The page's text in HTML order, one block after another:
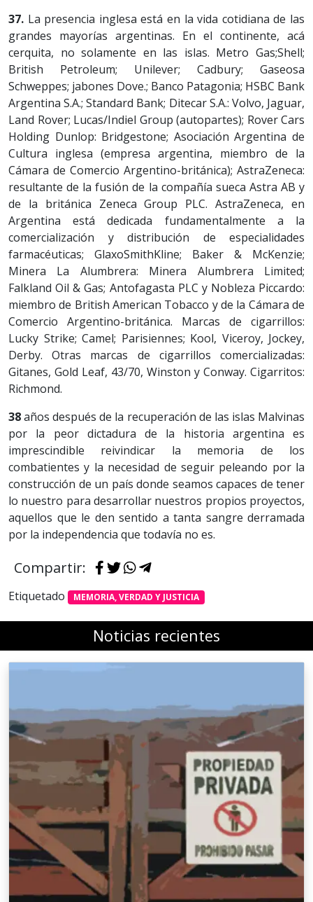
37. La presencia inglesa está en la vida cotidiana de las
grandes mayorías argentinas. En el continente, acá
cerquita, no solamente en las islas. Metro Gas;Shell;
British Petroleum; Unilever; Cadbury; Gaseosa
Schweppes; jabones Dove.; Banco Patagonia; HSBC Bank
Argentina S.A.; Standard Bank; Ditecar S.A.: Volvo, Jaguar,
Land Rover; Lucas/Indiel Group (autopartes); Rover Cars
Holding Dunlop: Bridgestone; Asociación Argentina de
Cultura inglesa (empresa argentina, miembro de la
Cámara de Comercio Argentino-británica); AstraZeneca:
resultante de la fusión de la compañía sueca Astra AB y
de la británica Zeneca Group PLC. AstraZeneca, en
Argentina está dedicada fundamentalmente a la
comercialización y distribución de especialidades
farmacéuticas; GlaxoSmithKline; Baker & McKenzie;
Minera La Alumbrera: Minera Alumbrera Limited;
Falkland Oil & Gas; Antofagasta PLC y Nobleza Piccardo:
miembro de British American Tobacco y de la Cámara de
Comercio Argentino-británica. Marcas de cigarrillos:
Lucky Strike; Camel; Parisiennes; Kool, Viceroy, Jockey,
Derby. Otras marcas de cigarrillos comercializadas:
Gitanes, Gold Leaf, 43/70, Winston y Conway. Cigarritos:
Richmond.
38años después de la recuperación de las islas Malvinas
por la peor dictadura de la historia argentina es
imprescindible reivindicar la memoria de los
combatientes y la necesidad de seguir peleando por la
construcción de un país donde seamos capaces de tener
lo nuestro para desarrollar nuestros propios proyectos,
aquellos que le den sentido a tanta sangre derramada
por la independencia que todavía no es.
Compartir:
Etiquetado MEMORIA, VERDAD Y JUSTICIA
Noticias recientes